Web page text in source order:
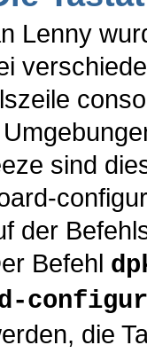
Lenny
sind
der
Befehl
die